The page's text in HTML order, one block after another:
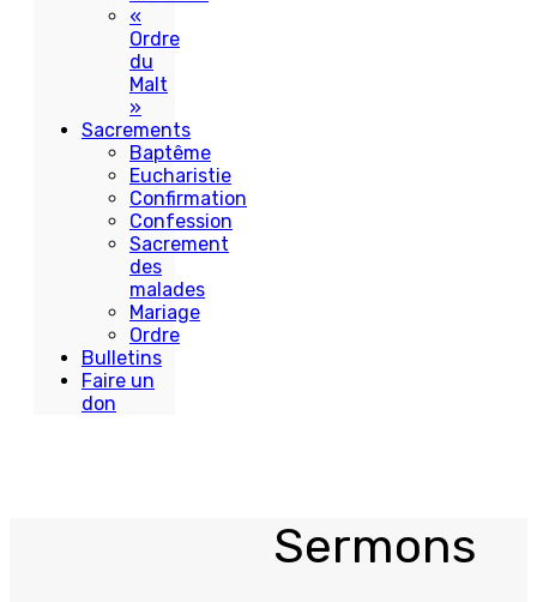
«
Ordre
du
Malt
»
Sacrements
Baptême
Eucharistie
Confirmation
Confession
Sacrement
des
malades
Mariage
Ordre
Bulletins
Faire un
don
Sermons